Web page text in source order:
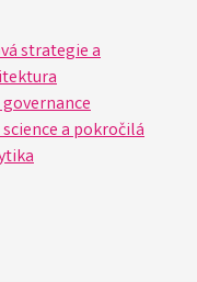
strategie a
a pokročilá